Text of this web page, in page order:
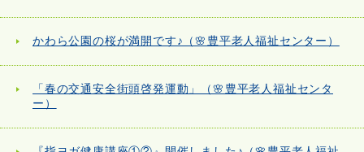
かわら公園の桜が満開です♪（🌸豊平老人福祉センター）
「春の交通安全街頭啓発運動」（🌸豊平老人福祉センタ
ー）